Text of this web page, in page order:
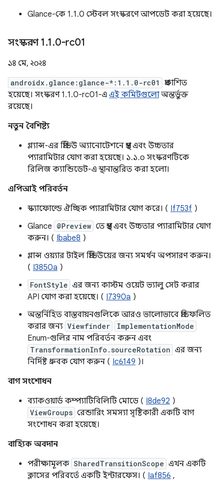
Glance-কে 1.1.0 স্টেবল সংস্করণে আপডেট করা হয়েছে।
সংস্করণ 1.1.0-rc01
১৪ মে, ২০২৪
androidx.glance:glance-*:1.1.0-rc01
প্রকাশিত
হয়েছে। সংস্করণ 1.1.0-rc01-এ এই কমিটগুলোঅন্তর্ভুক্ত
রয়েছে।
নতুন বৈশিষ্ট্য
গ্ল্যান্স-এর প্রিভিউ অ্যানোটেশনে প্রস্থ এবং উচ্চতার
প্যারামিটার যোগ করা হয়েছে। ১.১.০ সংস্করণটিকে
রিলিজ ক্যান্ডিডেট-এ স্থানান্তরিত করা হলো।
এপিআই পরিবর্তন
স্ক্যাফোল্ডে ঐচ্ছিক প্যারামিটার যোগ করে। ( If753f )
Glance @Preview তে প্রস্থ এবং উচ্চতার প্যারামিটার যোগ
করুন। ( Ibabe8 )
গ্লান্স ওয়্যার টাইল প্রিভিউয়ের জন্য সমর্থন অপসারণ করুন।
( I3850a )
FontStyle এর জন্য কাস্টম ওয়েট ভ্যালু সেট করার
API যোগ করা হয়েছে। ( I7390a )
অন্তর্নিহিত বাস্তবায়নগুলিকে আরও ভালোভাবে প্রতিফলিত
করার জন্য Viewfinder ImplementationMode
Enum-গুলির নাম পরিবর্তন করুন এবং
TransformationInfo.sourceRotation এর জন্য
নির্দিষ্ট ধ্রুবক যোগ করুন ( Ic6149 )।
বাগ সংশোধন
ব্যাকওয়ার্ড কম্প্যাটিবিলিটি মোডে ( I8de92 )
ViewGroups রেন্ডারিং সমস্যা সৃষ্টিকারী একটি বাগ
সংশোধন করা হয়েছে।
বাহ্যিক অবদান
পরীক্ষামূলক SharedTransitionScope এখন একটি
ক্লাসের পরিবর্তে একটি ইন্টারফেস। ( Iaf856 ,